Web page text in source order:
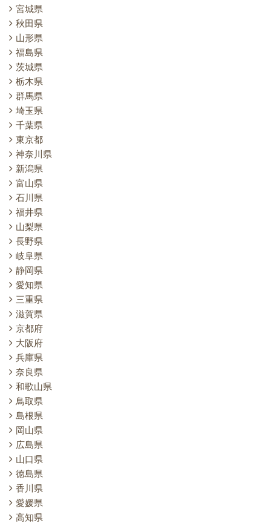
宮城県
秋田県
山形県
福島県
茨城県
栃木県
群馬県
埼玉県
千葉県
東京都
神奈川県
新潟県
富山県
石川県
福井県
山梨県
長野県
岐阜県
静岡県
愛知県
三重県
滋賀県
京都府
大阪府
兵庫県
奈良県
和歌山県
鳥取県
島根県
岡山県
広島県
山口県
徳島県
香川県
愛媛県
高知県